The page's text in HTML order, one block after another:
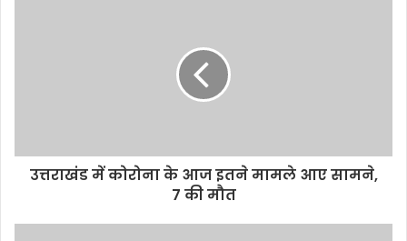
उत्तराखंड में कोरोना के आज इतने मामले आए सामने,
7 की मौत